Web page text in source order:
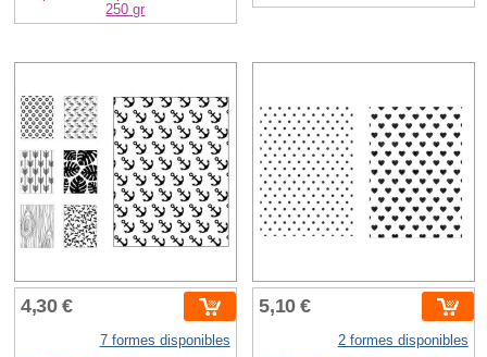
250 gr
4,30 €
7 formes disponibles
5,10 €
2 formes disponibles